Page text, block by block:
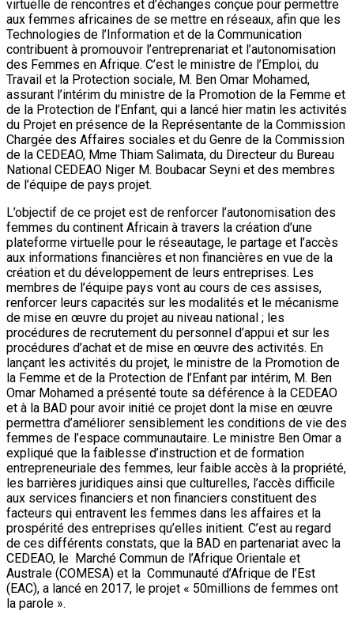
virtuelle de rencontres et d’échanges conçue pour permettre
aux femmes africaines de se mettre en réseaux, afin que les
Technologies de l’Information et de la Communication
contribuent à promouvoir l’entreprenariat et l’autonomisation
des Femmes en Afrique. C’est le ministre de l’Emploi, du
Travail et la Protection sociale, M. Ben Omar Mohamed,
assurant l’intérim du ministre de la Promotion de la Femme et
de la Protection de l’Enfant, qui a lancé hier matin les activités
du Projet en présence de la Représentante de la Commission
Chargée des Affaires sociales et du Genre de la Commission
de la CEDEAO, Mme Thiam Salimata, du Directeur du Bureau
National CEDEAO Niger M. Boubacar Seyni et des membres
de l’équipe de pays projet.
L’objectif de ce projet est de renforcer l’autonomisation des
femmes du continent Africain à travers la création d’une
plateforme virtuelle pour le réseautage, le partage et l’accès
aux informations financières et non financières en vue de la
création et du développement de leurs entreprises. Les
membres de l’équipe pays vont au cours de ces assises,
renforcer leurs capacités sur les modalités et le mécanisme
de mise en œuvre du projet au niveau national ; les
procédures de recrutement du personnel d’appui et sur les
procédures d’achat et de mise en œuvre des activités. En
lançant les activités du projet, le ministre de la Promotion de
la Femme et de la Protection de l’Enfant par intérim, M. Ben
Omar Mohamed a présenté toute sa déférence à la CEDEAO
et à la BAD pour avoir initié ce projet dont la mise en œuvre
permettra d’améliorer sensiblement les conditions de vie des
femmes de l’espace communautaire. Le ministre Ben Omar a
expliqué que la faiblesse d’instruction et de formation
entrepreneuriale des femmes, leur faible accès à la propriété,
les barrières juridiques ainsi que culturelles, l’accès difficile
aux services financiers et non financiers constituent des
facteurs qui entravent les femmes dans les affaires et la
prospérité des entreprises qu’elles initient. C’est au regard
de ces différents constats, que la BAD en partenariat avec la
CEDEAO, le Marché Commun de l’Afrique Orientale et
Australe (COMESA) et la Communauté d’Afrique de l’Est
(EAC), a lancé en 2017, le projet « 50millions de femmes ont
la parole ».